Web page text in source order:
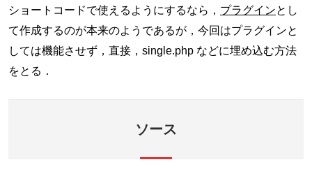
ショートコードで使えるようにするなら， プラグインとし
て作成するのが本来のようであるが，今回はプラグインと
しては機能させず，直接，single.php などに埋め込む方法
をとる．
ソース